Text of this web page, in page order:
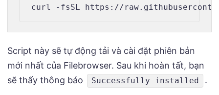
Script này sẽ tự động tải và cài đặt phiên bản
mới nhất của Filebrowser. Sau khi hoàn tất, bạn
sẽ thấy thông báo
Successfully installed .